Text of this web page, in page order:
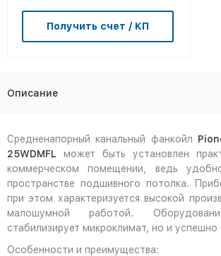
Получить счет / КП
Описание
Средненапорный канальный фанкойл
25WDMFL может быть установлен
коммерческом помещении, ведь
пространстве подшивного потолка.
при этом характеризуется высокой
малошумной работой.
стабилизирует микроклимат, но и
Особенности и преимущества: